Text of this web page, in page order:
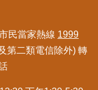
民當家熱線 1999
第二類電信除外) 轉